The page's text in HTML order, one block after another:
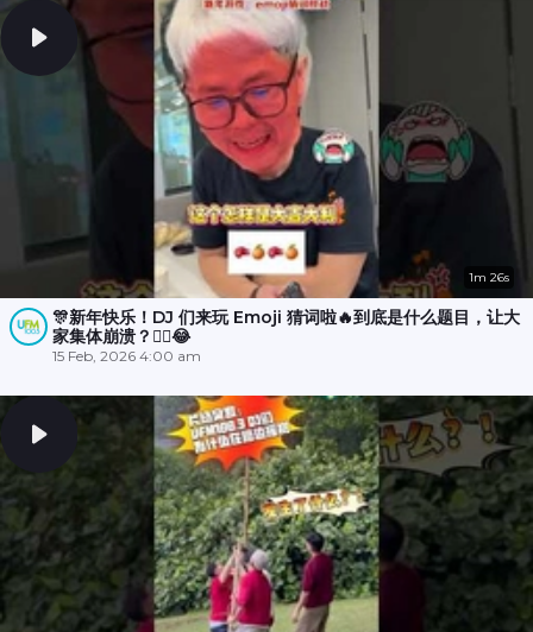
1m 26s
🎊新年快乐！DJ 们来玩 Emoji 猜词啦🔥到底是什么题目，让大
家集体崩溃？😵‍💫😂
15 Feb, 2026 4:00 am